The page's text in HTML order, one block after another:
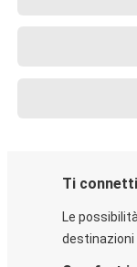
Ti
Le
destinazioni